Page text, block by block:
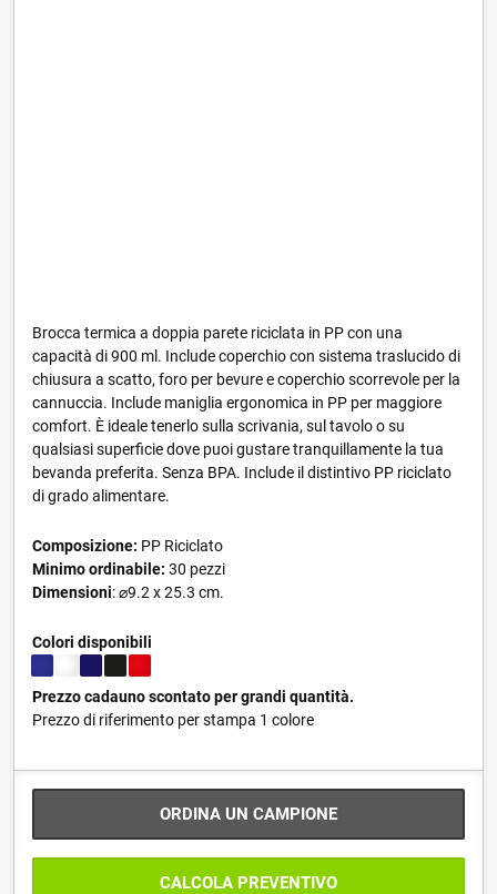
Brocca termica a doppia parete riciclata in PP con una
capacità di 900 ml. Include coperchio con sistema traslucido di
chiusura a scatto, foro per bevure e coperchio scorrevole per la
cannuccia. Include maniglia ergonomica in PP per maggiore
comfort. È ideale tenerlo sulla scrivania, sul tavolo o su
qualsiasi superficie dove puoi gustare tranquillamente la tua
bevanda preferita. Senza BPA. Include il distintivo PP riciclato
di grado alimentare.
Composizione: PP Riciclato
Minimo ordinabile: 30 pezzi
Dimensioni: ⌀9.2 x 25.3 cm.
Colori disponibili
Prezzo cadauno scontato per grandi quantità.
Prezzo di riferimento per stampa 1 colore
ORDINA UN CAMPIONE
CALCOLA PREVENTIVO